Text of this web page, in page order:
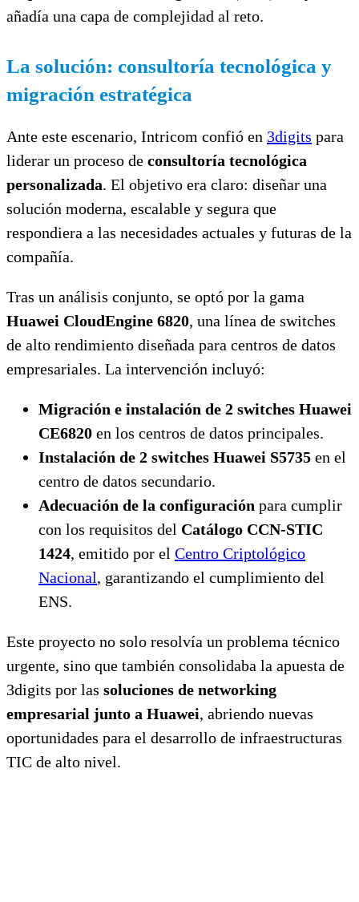
añadía una capa de complejidad al reto.
La solución: consultoría tecnológica y
migración estratégica
Ante este escenario, Intricom confió en 3digits para
liderar un proceso de consultoría tecnológica
personalizada. El objetivo era claro: diseñar una
solución moderna, escalable y segura que
respondiera a las necesidades actuales y futuras de la
compañía.
Tras un análisis conjunto, se optó por la gama
Huawei CloudEngine 6820, una línea de switches
de alto rendimiento diseñada para centros de datos
empresariales. La intervención incluyó:
Migración e instalación de 2 switches Huawei
CE6820 en los centros de datos principales.
Instalación de 2 switches Huawei S5735 en el
centro de datos secundario.
Adecuación de la configuración para cumplir
con los requisitos del Catálogo CCN-STIC
1424, emitido por el Centro Criptológico
Nacional, garantizando el cumplimiento del
ENS.
Este proyecto no solo resolvía un problema técnico
urgente, sino que también consolidaba la apuesta de
3digits por las soluciones de networking
empresarial junto a Huawei, abriendo nuevas
oportunidades para el desarrollo de infraestructuras
TIC de alto nivel.